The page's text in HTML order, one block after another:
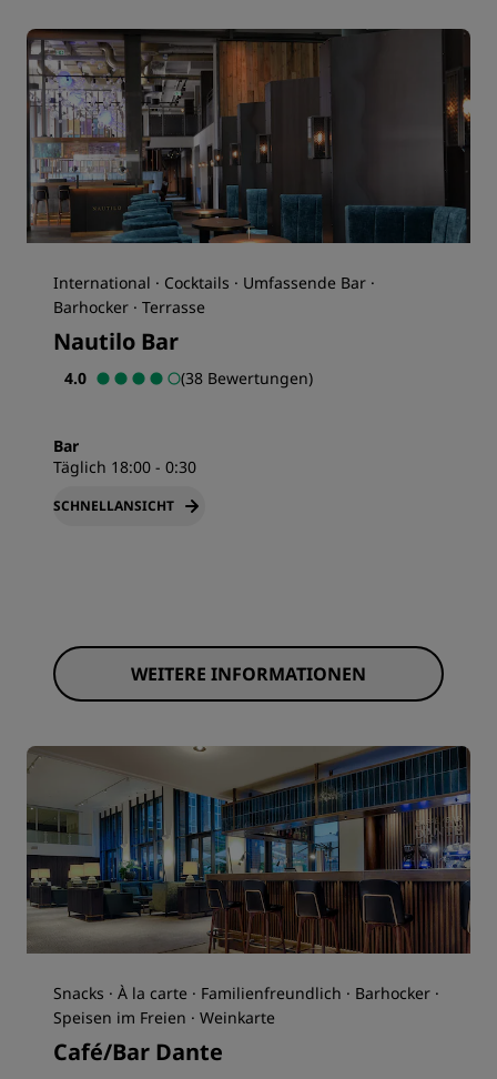
International · Cocktails · Umfassende Bar ·
Barhocker · Terrasse
Nautilo Bar
4.0 (38 Bewertungen)
Bar
Täglich 18:00 - 0:30
SCHNELLANSICHT
WEITERE INFORMATIONEN
Snacks · À la carte · Familienfreundlich · Barhocker ·
Speisen im Freien · Weinkarte
Café/Bar Dante